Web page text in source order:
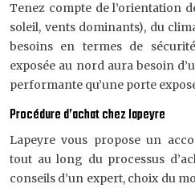
Tenez compte de l’orientation
soleil, vents dominants), du
besoins en termes de
exposée au nord aura besoin
performante qu’une porte
Procédure d’achat chez lapeyre
Lapeyre vous propose un
tout au long du processus
conseils d’un expert, choix du